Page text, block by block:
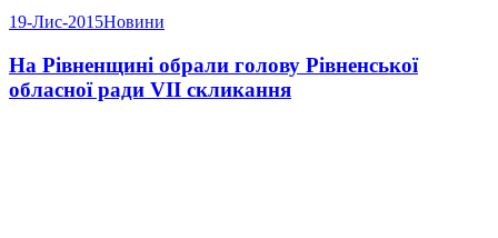
19-Лис-2015Новини
На Рівненщині обрали голову Рівненської
обласної ради VII скликання